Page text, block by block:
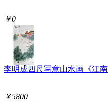
￥0
李明成四尺写意山水画《江南
￥5800